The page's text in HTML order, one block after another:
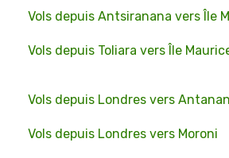
Vols depuis Antsiranana vers Île
Vols depuis Toliara vers Île
Vols depuis Londres vers
Vols depuis Londres vers Moroni